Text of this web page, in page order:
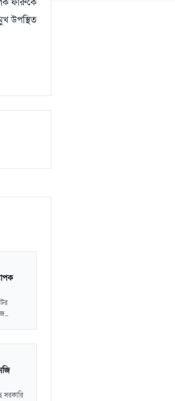
উপস্থিত
সরকারি